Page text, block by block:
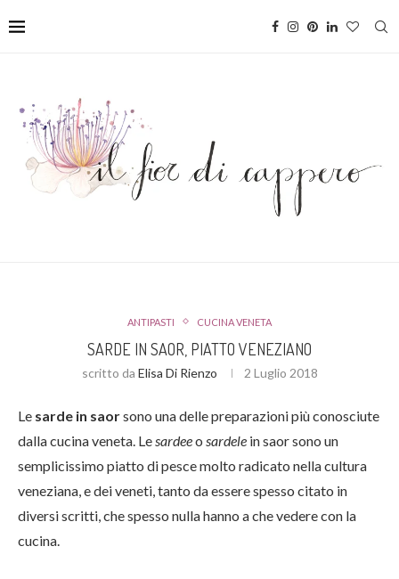
ANTIPASTI CUCINA VENETA
SARDE IN SAOR, PIATTO VENEZIANO
scritto da Elisa Di Rienzo 2 Luglio 2018
Le sarde in saorsono una delle preparazioni più conosciute
dalla cucina veneta. Le sardeeo sardele in saor sono un
semplicissimo piatto di pesce molto radicato nella cultura
veneziana, e dei veneti, tanto da essere spesso citato in
diversi scritti, che spesso nulla hanno a che vedere con la
cucina.